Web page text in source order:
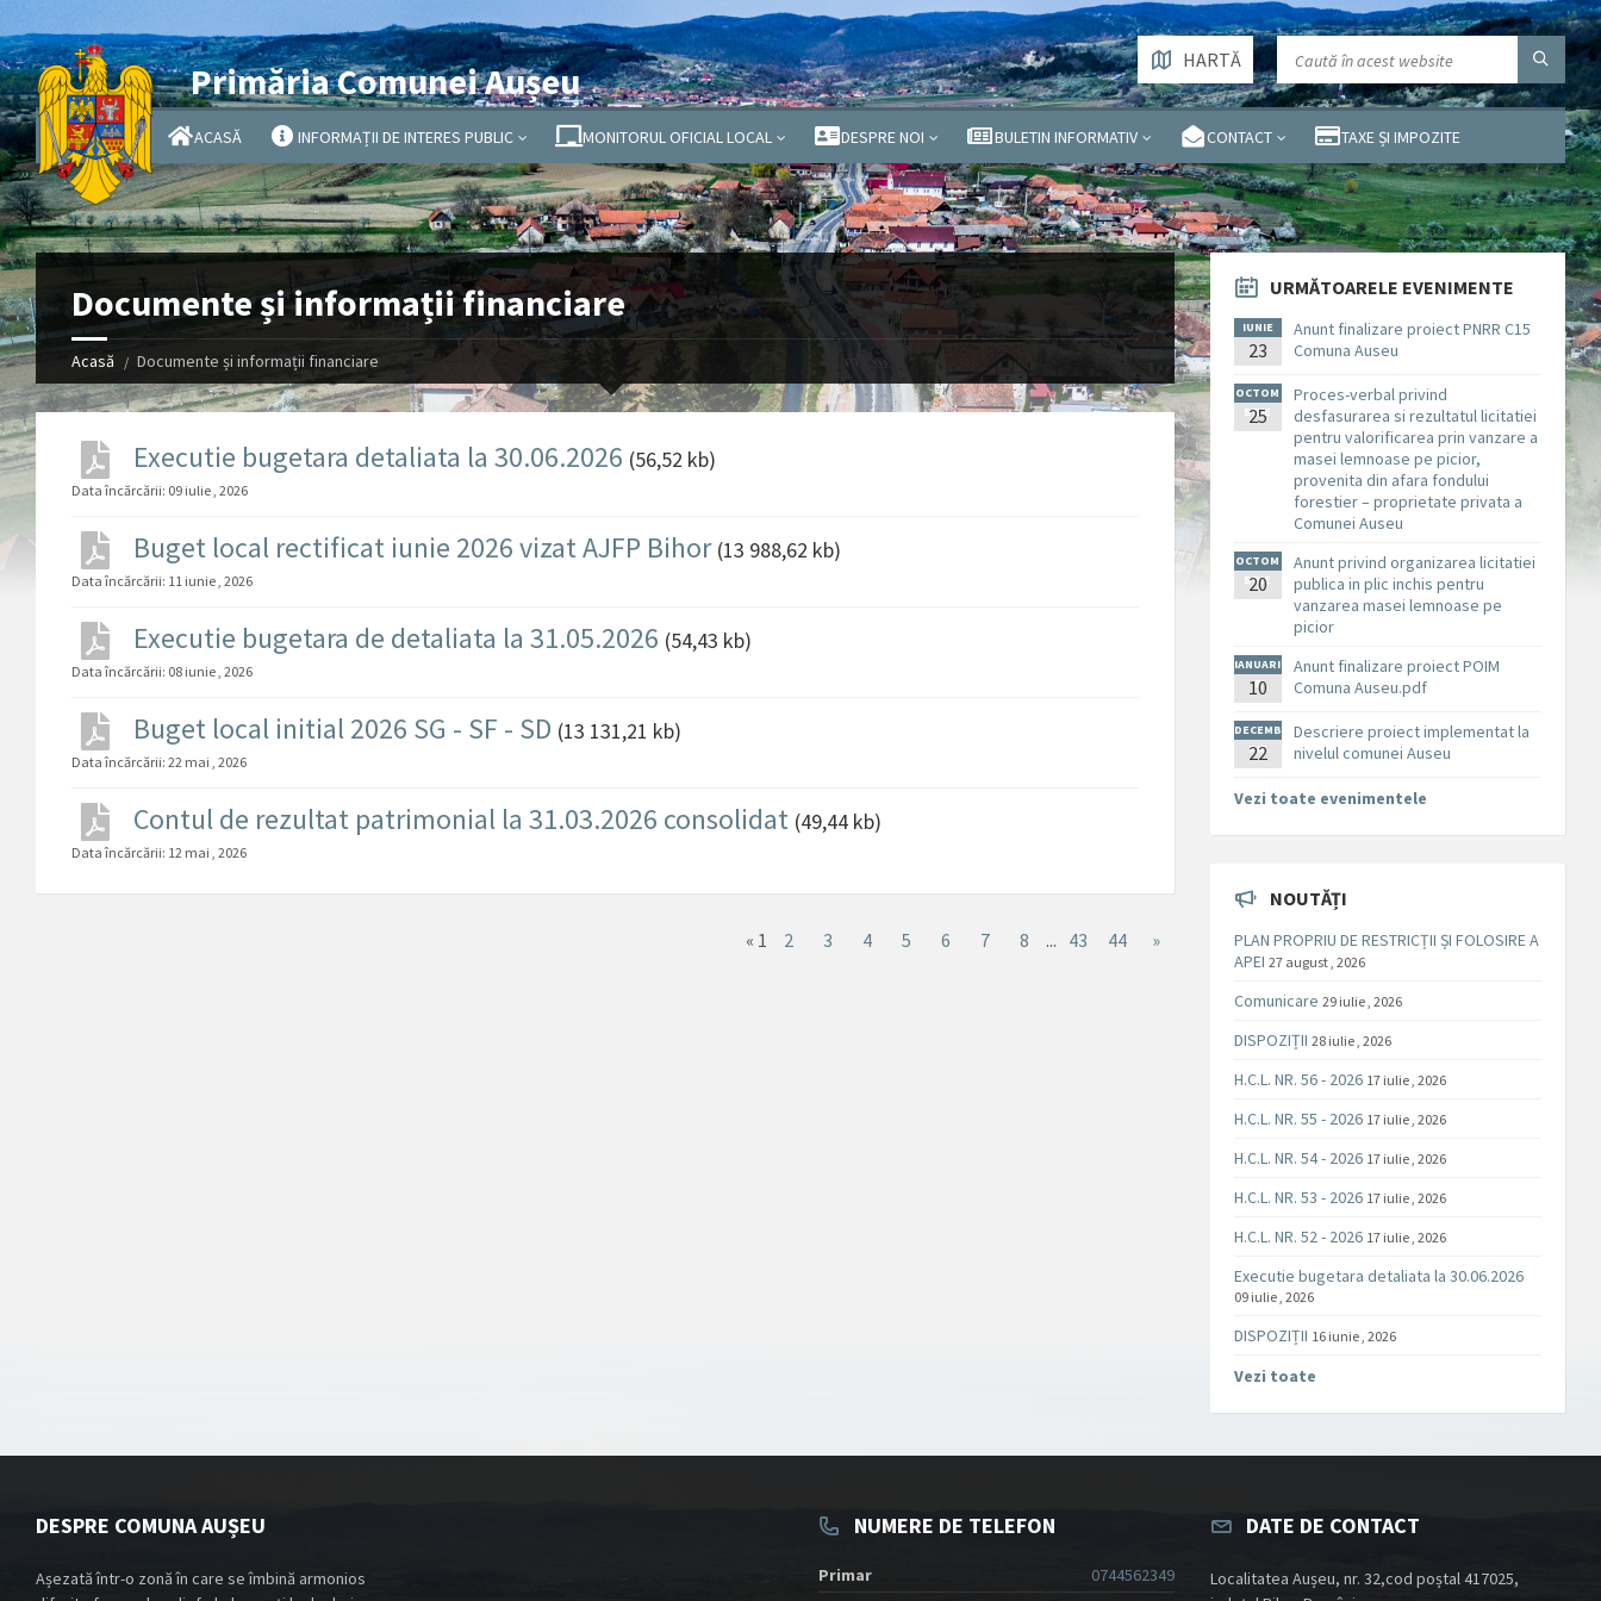
Primăria Comunei Aușeu
ACASĂ INFORMAȚII DE INTERES PUBLIC MONITORUL OFICIAL LOCAL DESPRE NOI BULETIN INFORMATIV CONTACT TAXE ȘI IMPOZITE
HARTĂ
Documente și informații financiare
Acasă Documente și informații financiare
Executie bugetara detaliata la 30.06.2026 (56,52 kb)
Data încărcării: 09 iulie , 2026
Buget local rectificat iunie 2026 vizat AJFP Bihor (13 988,62 kb)
Data încărcării: 11 iunie , 2026
Executie bugetara de detaliata la 31.05.2026 (54,43 kb)
Data încărcării: 08 iunie , 2026
Buget local initial 2026 SG - SF - SD (13 131,21 kb)
Data încărcării: 22 mai , 2026
Contul de rezultat patrimonial la 31.03.2026 consolidat (49,44 kb)
Data încărcării: 12 mai , 2026
« 1 2 3 4 5 6 7 8 ... 43 44 »
URMĂTOARELE EVENIMENTE
IUNIE
23
Anunt finalizare proiect PNRR C15
Comuna Auseu
OCTOM
BRIE
25
Proces-verbal privind
desfasurarea si rezultatul licitatiei
pentru valorificarea prin vanzare a
masei lemnoase pe picior,
provenita din afara fondului
forestier – proprietate privata a
Comunei Auseu
OCTOM
BRIE
20
Anunt privind organizarea licitatiei
publica in plic inchis pentru
vanzarea masei lemnoase pe
picior
IANUARI
E
10
Anunt finalizare proiect POIM
Comuna Auseu.pdf
DECEMB
RIE
22
Descriere proiect implementat la
nivelul comunei Auseu
Vezi toate evenimentele
NOUTĂȚI
PLAN PROPRIU DE RESTRICȚII ȘI FOLOSIRE A
APEI 27 august , 2026
Comunicare 29 iulie , 2026
DISPOZIȚII 28 iulie , 2026
H.C.L. NR. 56 - 2026 17 iulie , 2026
H.C.L. NR. 55 - 2026 17 iulie , 2026
H.C.L. NR. 54 - 2026 17 iulie , 2026
H.C.L. NR. 53 - 2026 17 iulie , 2026
H.C.L. NR. 52 - 2026 17 iulie , 2026
Executie bugetara detaliata la 30.06.2026
09 iulie , 2026
DISPOZIȚII 16 iunie , 2026
Vezi toate
DESPRE COMUNA AUȘEU
Așezată într-o zonă în care se îmbină armonios
NUMERE DE TELEFON
Primar
0744562349
DATE DE CONTACT
Localitatea Aușeu, nr. 32,cod poștal 417025,